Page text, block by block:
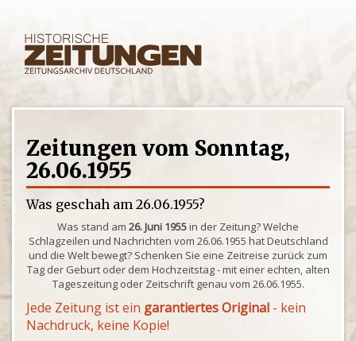
Zeitungen vom Sonntag,
26.06.1955
Was geschah am 26.06.1955?
Was stand am 26. Juni 1955in der Zeitung? Welche
Schlagzeilen und Nachrichten vom 26.06.1955 hat Deutschland
und die Welt bewegt? Schenken Sie eine Zeitreise zurück zum
Tag der Geburt oder dem Hochzeitstag - mit einer echten, alten
Tageszeitung oder Zeitschrift genau vom 26.06.1955.
Jede Zeitung ist ein garantiertes Original - kein
Nachdruck, keine Kopie!